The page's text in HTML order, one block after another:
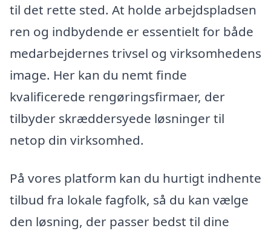
til det rette sted. At holde arbejdspladsen
ren og indbydende er essentielt for både
medarbejdernes trivsel og virksomhedens
image. Her kan du nemt finde
kvalificerede rengøringsfirmaer, der
tilbyder skræddersyede løsninger til
netop din virksomhed.
På vores platform kan du hurtigt indhente
tilbud fra lokale fagfolk, så du kan vælge
den løsning, der passer bedst til dine